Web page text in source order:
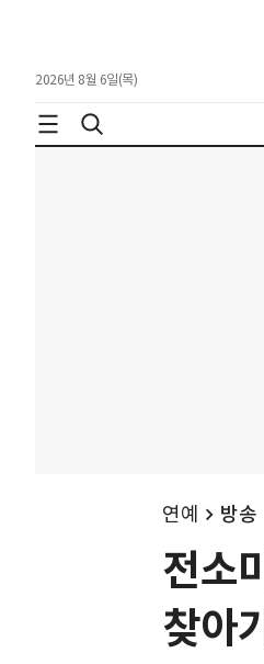
2026년 8월 6일(목)
연예 방송
전소
찾아